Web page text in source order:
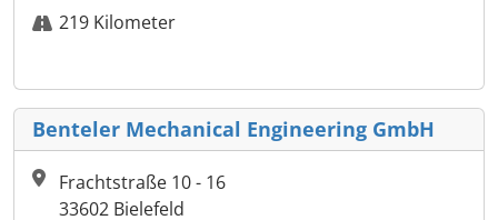
219 Kilometer
Benteler Mechanical Engineering GmbH
Frachtstraße 10 - 16
33602 Bielefeld